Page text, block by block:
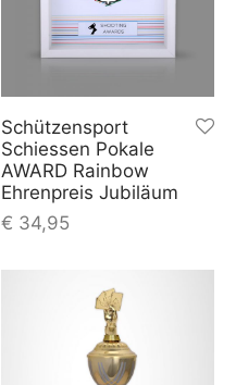
Schützensport
Schiessen Pokale
AWARD Rainbow
Ehrenpreis Jubiläum
€ 34,95